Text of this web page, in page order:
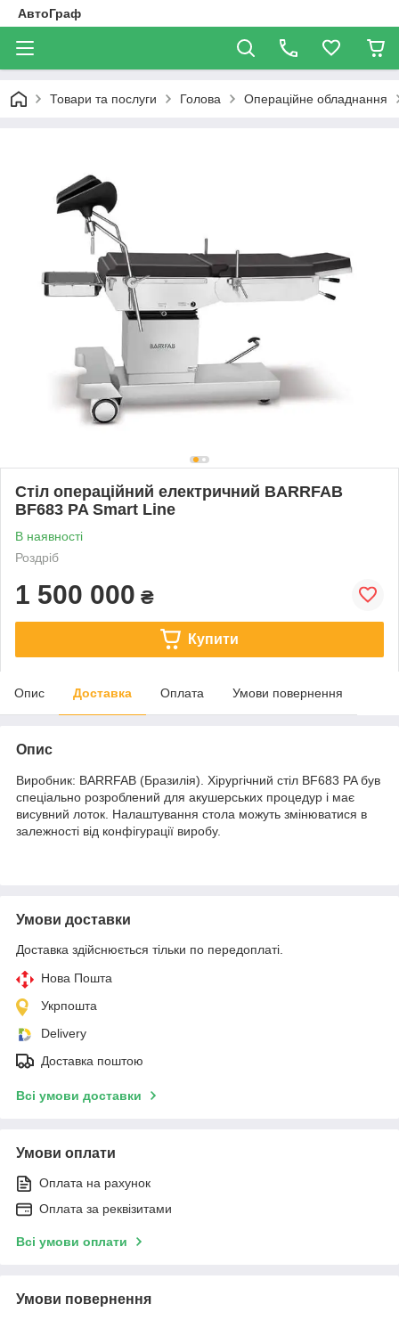
АвтоГраф
Товари та послуги Голова Операційне обладнання
Стіл операційний електричний BARRFAB
BF683 PA Smart Line
В наявності
Роздріб
1 500 000 ₴
Купити
Опис Доставка Оплата Умови повернення
Опис
Виробник: BARRFAB (Бразилія). Хірургічний стіл BF683 PA був
спеціально розроблений для акушерських процедур і має
висувний лоток. Налаштування стола можуть змінюватися в
залежності від конфігурації виробу.
Умови доставки
Доставка здійснюється тільки по передоплаті.
Нова Пошта
Укрпошта
Delivery
Доставка поштою
Всі умови доставки
Умови оплати
Оплата на рахунок
Оплата за реквізитами
Всі умови оплати
Умови повернення